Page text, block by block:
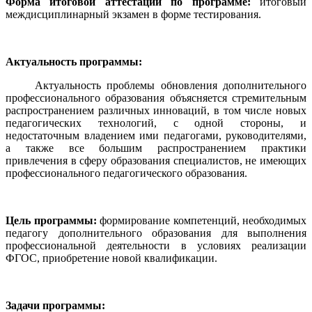
междисциплинарный экзамен в форме тестирования.
Актуальность программы:
Актуальность проблемы обновления дополнительного
профессионального образования объясняется стремительным
распространением различных инноваций, в том числе новых
педагогических технологий, с одной стороны, и
недостаточным владением ими педагогами, руководителями,
а также все большим распространением практики
привлечения в сферу образования специалистов, не имеющих
профессионального педагогического образования.
Цель программы: формирование компетенций, необходимых
педагогу дополнительного образования для выполнения
профессиональной деятельности в условиях реализации
ФГОС, приобретение новой квалификации.
Задачи программы: